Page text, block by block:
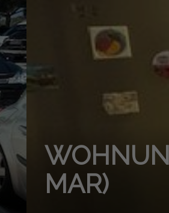
WOHNUNG
MAR)